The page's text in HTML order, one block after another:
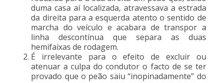
duma casa aí localizada, atravessava a estrada
da direita para a esquerda atento o sentido de
marcha do veículo e acabara de transpor a
linha descontínua que separa as duas
hemifaixas de rodagem.
É irrelevante para o efeito de excluir ou
atenuar a culpa do condutor o facto de se ter
provado que o peão saiu “inopinadamente” do